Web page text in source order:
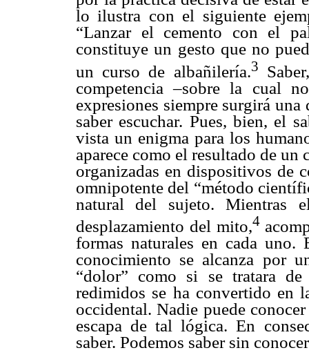
lo ilustra con el siguiente
“Lanzar el cemento con el
constituye un gesto que no
un curso de albañilería.3
competencia –sobre la cual
expresiones siempre surgirá
saber escuchar. Pues, bien, el
vista un enigma para los
aparece como el resultado de
organizadas en dispositivos de
omnipotente del “método
natural del sujeto. Mientras
desplazamiento del mito,4
formas naturales en cada
conocimiento se alcanza por
“dolor” como si se tratara
redimidos se ha convertido en
occidental. Nadie puede
escapa de tal lógica. En
saber. Podemos saber sin